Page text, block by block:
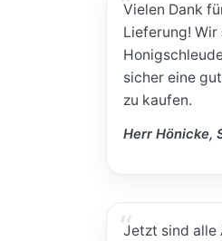
Vielen Dank
Lieferung!
sicher eine
zu kaufen.
Herr Hönicke,
Jetzt sind alle